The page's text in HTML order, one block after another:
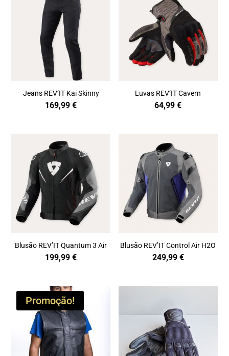
Jeans REV’IT Kai Skinny
169,99€
Luvas REV’IT Cavern
64,99€
Blusão REV’IT Quantum 3 Air
199,99€
Blusão REV’IT Control Air H2O
249,99 €
Promoção!